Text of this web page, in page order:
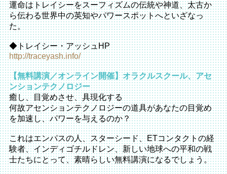
運命はトレイシーをスーフィズムの伝統や神道、太古か
ら伝わる世界中の英知やパワースポットへといざなっ
た。
◆トレイシー・アッシュHP
http://traceyash.info/
【無料講演／オンライン開催】オラクルスクール、アセ
ンションテクノロジー
癒し、目覚めさせ、具現化する
何故アセンションテクノロジーの道具があなたの目覚め
を加速し、パワーを与えるのか？
これはエンパスの人、スターシード、ETコンタクトの経
験者、インディゴチルドレン、新しい地球への平和の戦
士たちにとって、素晴らしい無料講演になるでしょう。